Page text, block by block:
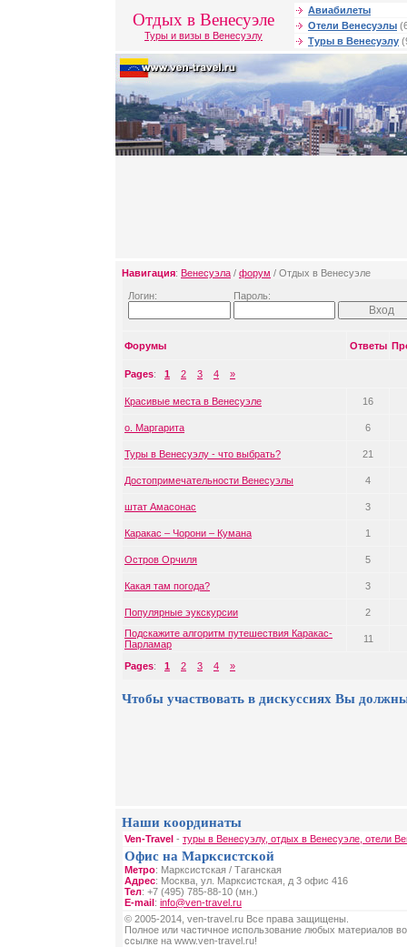
Отдых в Венесуэле
Туры и визы в Венесуэлу
Авиабилеты
Отели Венесуэлы
Туры в Венесуэлу
Навигация: Венесуэла / форум / Отдых в Венесуэле
Логин: Пароль:
Форумы Ответы
Pages: 1 2 3 4 »
Красивые места в Венесуэле 16
о. Маргарита 6
Туры в Венесуэлу - что выбрать? 21
Достопримечательности Венесуэлы 4
штат Амасонас 3
Каракас – Чорони – Кумана 1
Остров Орчиля 5
Какая там погода? 3
Популярные эукскурсии
2
Подскажите алгоритм путешествия Каракас-
Парламар
11
Pages: 1 2 3 4 »
Чтобы участвовать в дискуссиях Вы
Наши координаты
Ven-Travel - туры в Венесуэлу, отдых в Венесуэле, отели
Офис на Марксистской
Метро: Марксистская / Таганская
Адрес: Москва, ул. Марксистская, д 3 офис 416
Тел: +7 (495) 785-88-10 (мн.)
E-mail: info@ven-travel.ru
© 2005-2014, ven-travel.ru Все права защищены.
Полное или частичное использование любых материалов
ссылке на www.ven-travel.ru!